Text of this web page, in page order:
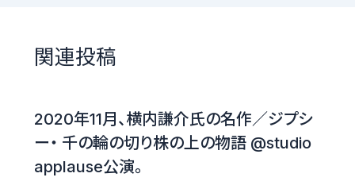
関連投稿
2020年11月、横内謙介氏の名作／ジプシ
ー・ 千の輪の切り株の上の物語 @studio
applause公演。